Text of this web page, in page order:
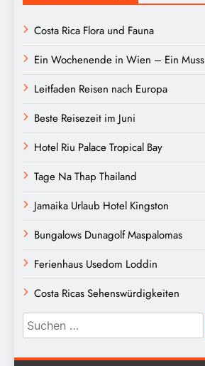
Costa Rica Flora und Fauna
Ein Wochenende in Wien – Ein Muss
Leitfaden Reisen nach Europa
Beste Reisezeit im Juni
Hotel Riu Palace Tropical Bay
Tage Na Thap Thailand
Jamaika Urlaub Hotel Kingston
Bungalows Dunagolf Maspalomas
Ferienhaus Usedom Loddin
Costa Ricas Sehenswürdigkeiten
Suchen
nach: